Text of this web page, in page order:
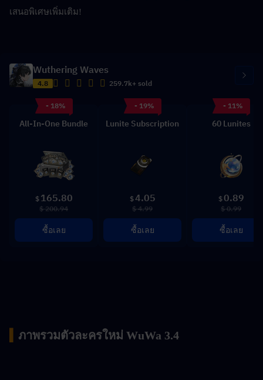
เสนอพิเศษเพิ่มเติม!
Wuthering Waves
4.8 259.7k+ sold
- 18%
All-In-One Bundle
$ 165.80
$ 200.94
ซื้อเลย
- 19%
Lunite Subscription
$4.05
$ 4.99
ซื้อเลย
- 11%
60 Lunites
$ 0.89
$ 0.99
ซื้อเลย
ภาพรวมตัวละครใหม่ WuWa 3.4